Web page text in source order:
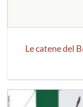
Le catene del